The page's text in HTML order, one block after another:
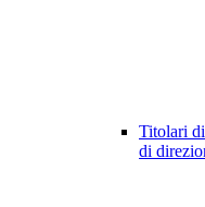
Titolari
di